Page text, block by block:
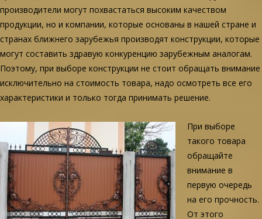
производители могут похвастаться высоким качеством
продукции, но и компании, которые основаны в нашей стране и
странах ближнего зарубежья производят конструкции, которые
могут составить здравую конкуренцию зарубежным аналогам.
Поэтому, при выборе конструкции не стоит обращать внимание
исключительно на стоимость товара, надо осмотреть все его
характеристики и только тогда принимать решение.
При выборе
такого товара
обращайте
внимание в
первую очередь
на его прочность.
От этого